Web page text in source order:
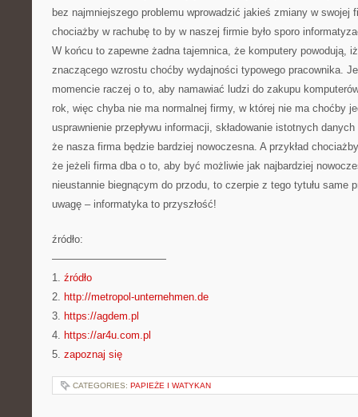
bez najmniejszego problemu wprowadzić jakieś zmiany w swojej
chociażby w rachubę to by w naszej firmie było sporo
W końcu to zapewne żadna tajemnica, że komputery powodują,
znaczącego wzrostu choćby wydajności typowego pracownika.
momencie raczej o to, aby namawiać ludzi do zakupu
rok, więc chyba nie ma normalnej firmy, w której nie ma choćby
usprawnienie przepływu informacji, składowanie istotnych
że nasza firma będzie bardziej nowoczesna. A przykład
że jeżeli firma dba o to, aby być możliwie jak najbardziej
nieustannie biegnącym do przodu, to czerpie z tego tytułu same
uwagę – informatyka to przyszłość!
źródło:
———————————
1. źródło
2. http://metropol-unternehmen.de
3. https://agdem.pl
4. https://ar4u.com.pl
5. zapoznaj się
CATEGORIES: PAPIEŻE I WATYKAN